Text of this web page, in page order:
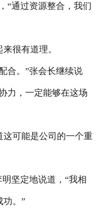
“通过资源整合，我们
很有道理。
合。”张会长继续说
力，一定能够在这场
可能是公司的一个重
坚定地说道，“我相
功。”